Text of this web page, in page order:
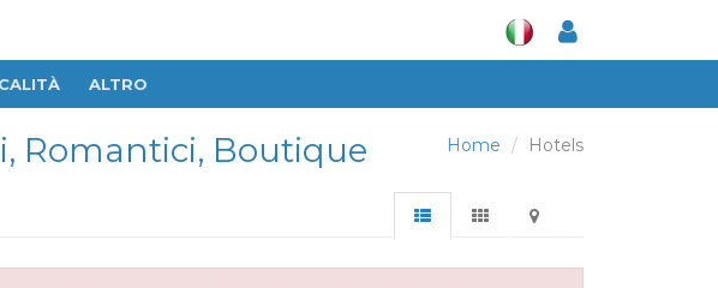
ALTRO
Home Hotels
Romantici, Boutique